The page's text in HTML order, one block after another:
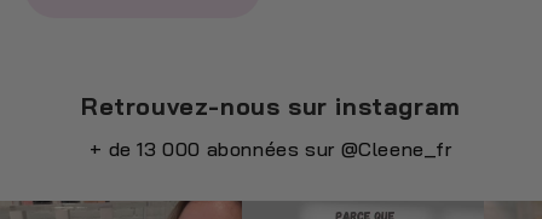
Retrouvez-nous sur instagram
+ de 13 000 abonnées sur @Cleene_fr